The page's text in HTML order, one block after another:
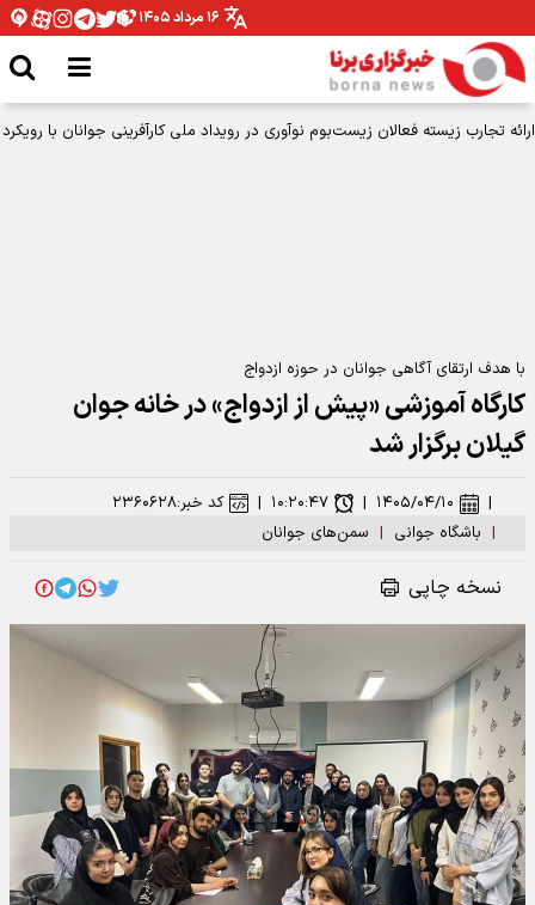
۱۶ مرداد ۱۴۰۵
ارائه تجارب زیسته فعالان زیست‌بوم نوآوری در رویداد ملی کارآفرینی جوانان با رویکرد
با هدف ارتقای آگاهی جوانان در حوزه ازدواج
کارگاه آموزشی «پیش از ازدواج» در خانه جوان
گیلان برگزار شد
| باشگاه جوانی | سمن‌های جوانان
| ۱۴۰۵/۰۴/۱۰ | ۱۰:۲۰:۴۷ | کد خبر:۲۳۶۰۶۲۸
نسخه چاپی